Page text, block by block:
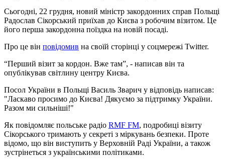
Сьогодні, 22 грудня, новий міністр закордонних справ Польщі
Радослав Сікорський приїхав до Києва з робочим візитом. Це
його перша закордонна поїздка на новій посаді.
Про це він повідомив на своїй сторінці у соцмережі Twitter.
“Перший візит за кордон. Вже там”, - написав він та
опублікував світлину центру Києва.
Посол України в Польщі Василь Зварич у відповідь написав:
"Ласкаво просимо до Києва! Дякуємо за підтримку України.
Разом ми сильніші!"
Як повідомляє польське радіо RMF FM, подробиці візиту
Сікорського тримають у секреті з міркувань безпеки. Проте
відомо, що він виступить у Верховній Раді України, а також
зустрінеться з українськими політиками.